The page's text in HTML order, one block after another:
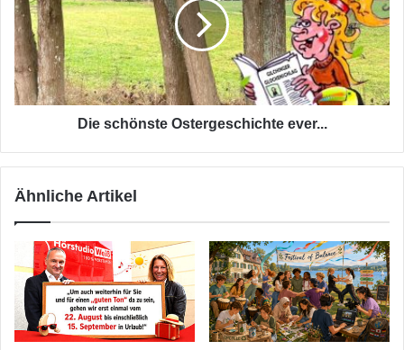
ever...
Die schönste Ostergeschichte ever...
Ähnliche Artikel